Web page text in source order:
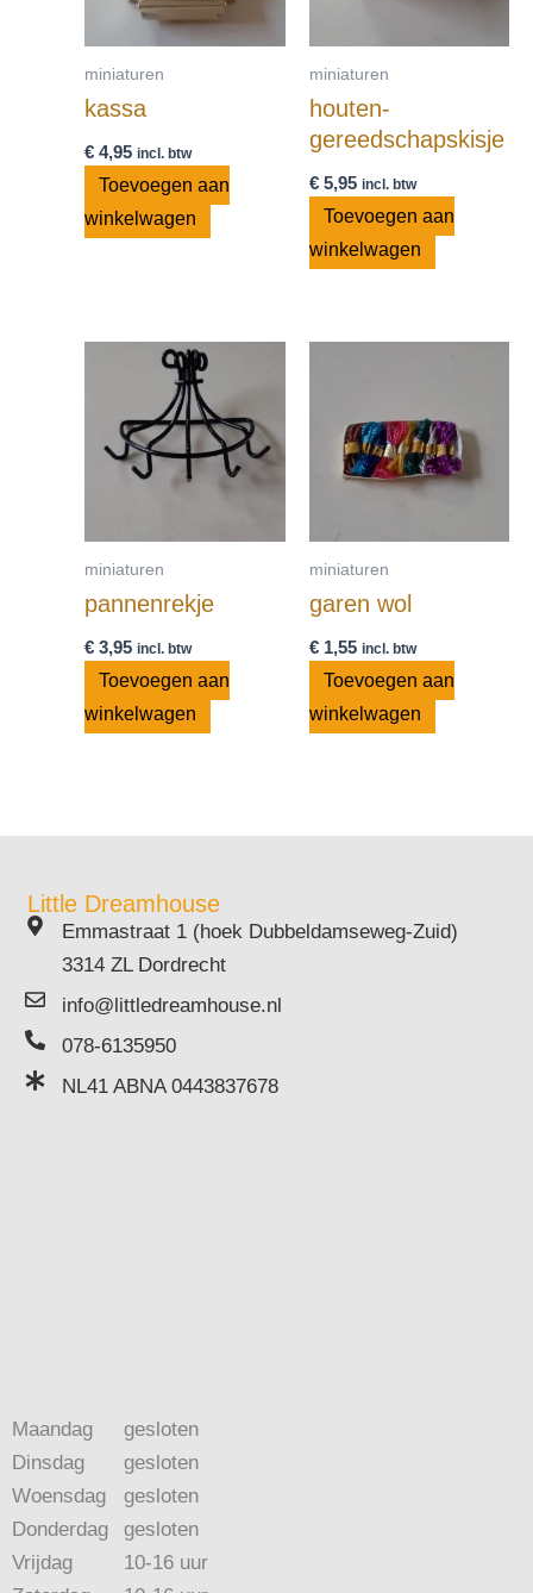
miniaturen
kassa
€ 4,95 incl. btw
Toevoegen aan
winkelwagen
miniaturen
houten-
gereedschapskisje
€5,95 incl. btw
Toevoegen aan
winkelwagen
miniaturen
pannenrekje
€ 3,95 incl. btw
Toevoegen aan
winkelwagen
miniaturen
garen wol
€1,55 incl. btw
Toevoegen aan
winkelwagen
Little Dreamhouse
Emmastraat 1 (hoek Dubbeldamseweg-Zuid)
3314 ZL Dordrecht
info@littledreamhouse.nl
078-6135950
NL41 ABNA 0443837678
Maandag
Dinsdag
Woensdag
Donderdag
Vrijdag
gesloten
gesloten
gesloten
gesloten
10-16 uur